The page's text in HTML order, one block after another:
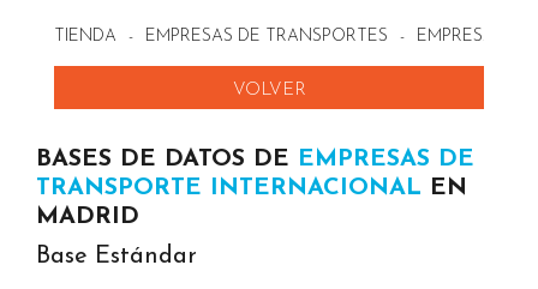
TIENDA - EMPRESAS DE TRANSPORTES - EMPRESAS
VOLVER
BASES DE DATOS DE EMPRESAS DE
TRANSPORTE INTERNACIONAL EN
MADRID
Base Estándar